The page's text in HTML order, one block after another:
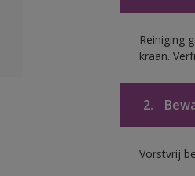
Reiniging
kraan.
2.
Vorstvrij